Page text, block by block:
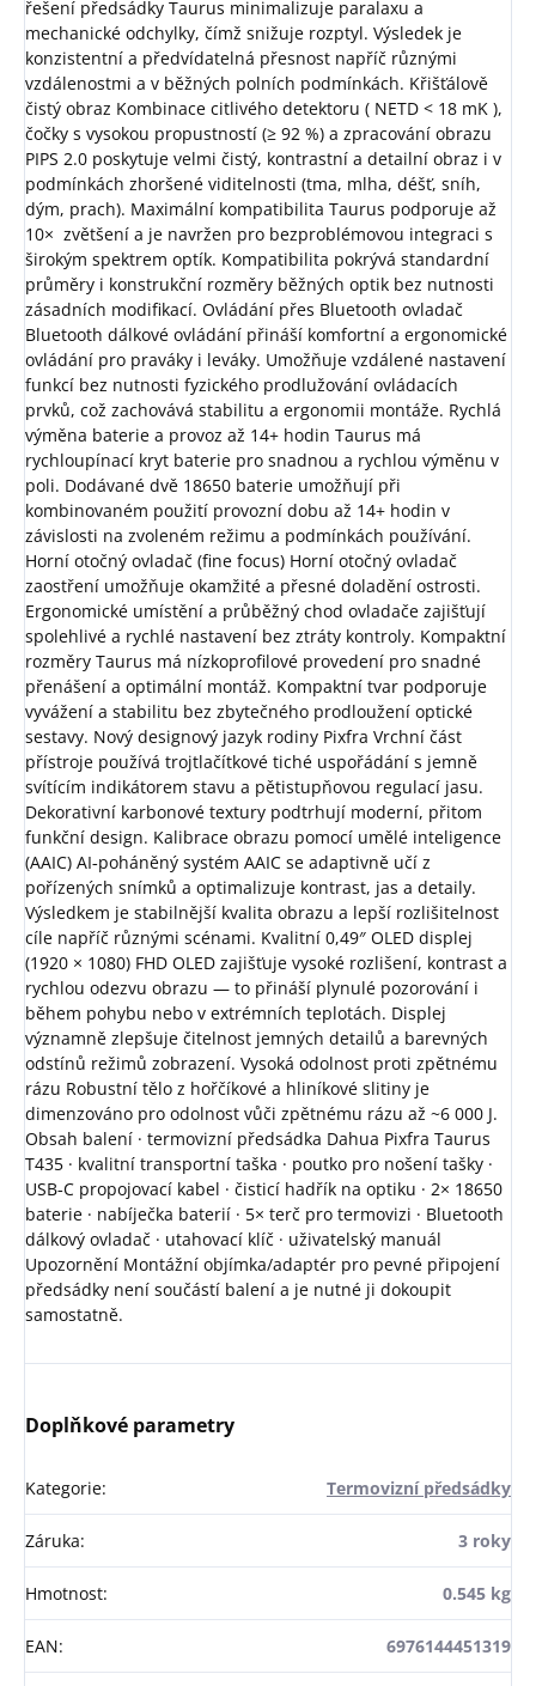
řešení předsádky Taurus minimalizuje paralaxu a
mechanické odchylky, čímž snižuje rozptyl. Výsledek je
konzistentní a předvídatelná přesnost napříč různými
vzdálenostmi a v běžných polních podmínkách. Křišťálově
čistý obraz Kombinace citlivého detektoru ( NETD < 18 mK ),
čočky s vysokou propustností (≥ 92 %) a zpracování obrazu
PIPS 2.0 poskytuje velmi čistý, kontrastní a detailní obraz i v
podmínkách zhoršené viditelnosti (tma, mlha, déšť, sníh,
dým, prach). Maximální kompatibilita Taurus podporuje až
10× zvětšení a je navržen pro bezproblémovou integraci s
širokým spektrem optík. Kompatibilita pokrývá standardní
průměry i konstrukční rozměry běžných optik bez nutnosti
zásadních modifikací. Ovládání přes Bluetooth ovladač
Bluetooth dálkové ovládání přináší komfortní a ergonomické
ovládání pro praváky i leváky. Umožňuje vzdálené nastavení
funkcí bez nutnosti fyzického prodlužování ovládacích
prvků, což zachovává stabilitu a ergonomii montáže. Rychlá
výměna baterie a provoz až 14+ hodin Taurus má
rychloupínací kryt baterie pro snadnou a rychlou výměnu v
poli. Dodávané dvě 18650 baterie umožňují při
kombinovaném použití provozní dobu až 14+ hodin v
závislosti na zvoleném režimu a podmínkách používání.
Horní otočný ovladač (fine focus) Horní otočný ovladač
zaostření umožňuje okamžité a přesné doladění ostrosti.
Ergonomické umístění a průběžný chod ovladače zajišťují
spolehlivé a rychlé nastavení bez ztráty kontroly. Kompaktní
rozměry Taurus má nízkoprofilové provedení pro snadné
přenášení a optimální montáž. Kompaktní tvar podporuje
vyvážení a stabilitu bez zbytečného prodloužení optické
sestavy. Nový designový jazyk rodiny Pixfra Vrchní část
přístroje používá trojtlačítkové tiché uspořádání s jemně
svítícím indikátorem stavu a pětistupňovou regulací jasu.
Dekorativní karbonové textury podtrhují moderní, přitom
funkční design. Kalibrace obrazu pomocí umělé inteligence
(AAIC) AI‑poháněný systém AAIC se adaptivně učí z
pořízených snímků a optimalizuje kontrast, jas a detaily.
Výsledkem je stabilnější kvalita obrazu a lepší rozlišitelnost
cíle napříč různými scénami. Kvalitní 0,49″ OLED displej
(1920 × 1080) FHD OLED zajišťuje vysoké rozlišení, kontrast a
rychlou odezvu obrazu — to přináší plynulé pozorování i
během pohybu nebo v extrémních teplotách. Displej
významně zlepšuje čitelnost jemných detailů a barevných
odstínů režimů zobrazení. Vysoká odolnost proti zpětnému
rázu Robustní tělo z hořčíkové a hliníkové slitiny je
dimenzováno pro odolnost vůči zpětnému rázu až ~6 000 J.
Obsah balení · termovizní předsádka Dahua Pixfra Taurus
T435 · kvalitní transportní taška · poutko pro nošení tašky ·
USB‑C propojovací kabel · čisticí hadřík na optiku · 2× 18650
baterie · nabíječka baterií · 5× terč pro termovizi · Bluetooth
dálkový ovladač · utahovací klíč · uživatelský manuál
Upozornění Montážní objímka/adaptér pro pevné připojení
předsádky není součástí balení a je nutné ji dokoupit
samostatně.
Doplňkové parametry
Kategorie: Termovizní předsádky
Záruka: 3 roky
Hmotnost: 0.545 kg
EAN: 6976144451319